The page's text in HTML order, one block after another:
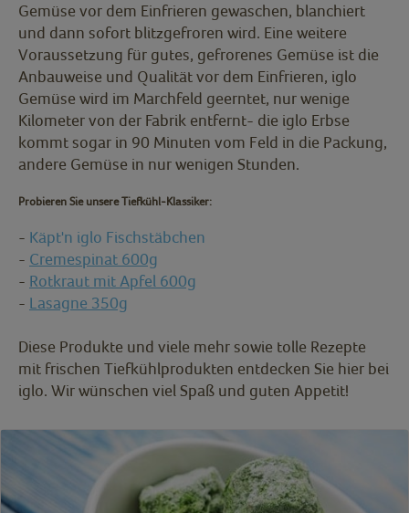
Gemüse vor dem Einfrieren gewaschen, blanchiert
und dann sofort blitzgefroren wird. Eine weitere
Voraussetzung für gutes, gefrorenes Gemüse ist die
Anbauweise und Qualität vor dem Einfrieren, iglo
Gemüse wird im Marchfeld geerntet, nur wenige
Kilometer von der Fabrik entfernt- die iglo Erbse
kommt sogar in 90 Minuten vom Feld in die Packung,
andere Gemüse in nur wenigen Stunden.
Probieren Sie unsere Tiefkühl-Klassiker:
- Käpt'n iglo Fischstäbchen
- Cremespinat 600g
- Rotkraut mit Apfel 600g
- Lasagne 350g
Diese Produkte und viele mehr sowie tolle Rezepte
mit frischen Tiefkühlprodukten entdecken Sie hier bei
iglo. Wir wünschen viel Spaß und guten Appetit!